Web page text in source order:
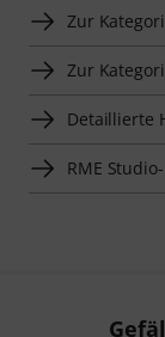
Zur
Zur
Detaillierte
RME